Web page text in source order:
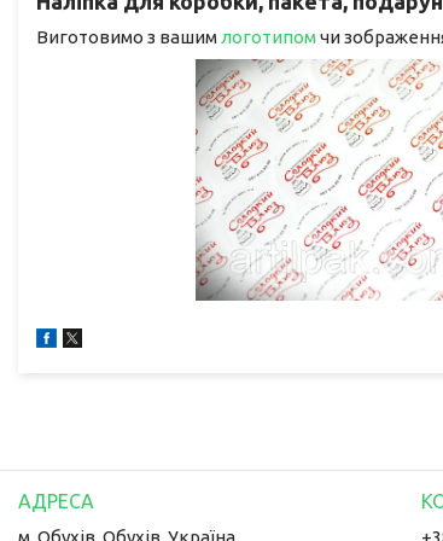
Виготовимо з вашим логотипомчи
м. Обухів, Обухів, Україна